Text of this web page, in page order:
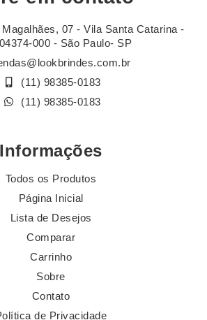
07 - Vila Santa Catarina -
000 - São Paulo- SP
(11) 98385-0183
(11) 98385-0183
Informações
Todos os Produtos
Página Inicial
Lista de Desejos
Comparar
Carrinho
Sobre
Contato
de Privacidade